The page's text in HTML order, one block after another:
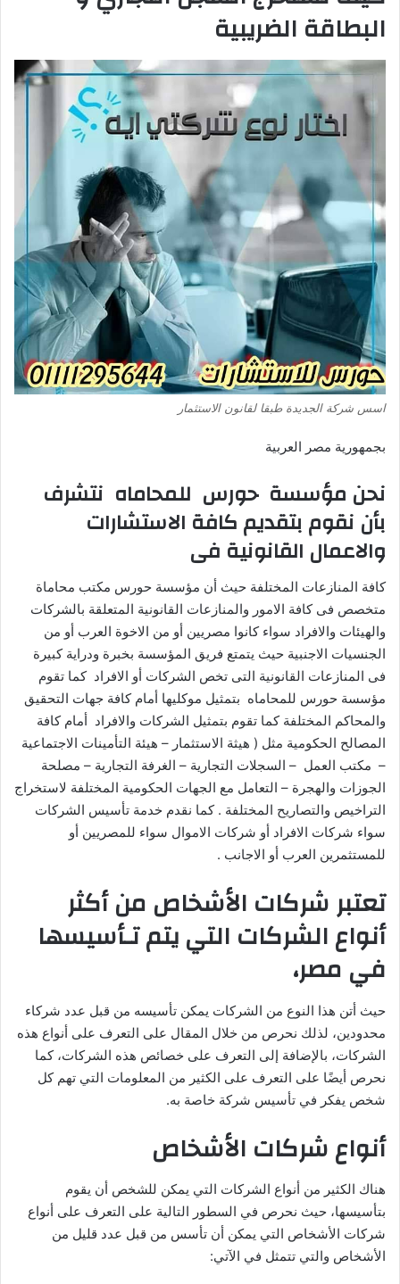
البطاقة الضريبية
اسس شركة الجديدة طبقا لقانون الاستثمار
بجمهورية مصر العربية
نحن مؤسسة حورس للمحاماه نتشرف
بأن نقوم بتقديم كافة الاستشارات
والاعمال القانونية فى
كافة المنازعات المختلفة حيث أن مؤسسة حورس مكتب محاماة
متخصص فى كافة الامور والمنازعات القانونية المتعلقة بالشركات
والهيئات والافراد سواء كانوا مصريين أو من الاخوة العرب أو من
الجنسيات الاجنبية حيث يتمتع فريق المؤسسة بخبرة ودراية كبيرة
فى المنازعات القانونية التى تخص الشركات أو الافراد كما تقوم
مؤسسة حورس للمحاماه بتمثيل موكليها أمام كافة جهات التحقيق
والمحاكم المختلفة كما تقوم بتمثيل الشركات والافراد أمام كافة
المصالح الحكومية مثل ( هيثة الاستثمار – هيئة التأمينات الاجتماعية
– مكتب العمل – السجلات التجارية – الغرفة التجارية – مصلحة
الجوزات والهجرة – التعامل مع الجهات الحكومية المختلفة لاستخراج
التراخيص والتصاريح المختلفة . كما نقدم خدمة تأسيس الشركات
سواء شركات الافراد أو شركات الاموال سواء للمصريين أو
للمستثمرين العرب أو الاجانب .
تعتبر شركات الأشخاص من أكثر
أنواع الشركات التي يتم تـأسيسها
في مصر،
حيث أتن هذا النوع من الشركات يمكن تأسيسه من قبل عدد شركاء
محدودين، لذلك نحرص من خلال المقال على التعرف على أنواع هذه
الشركات، بالإضافة إلى التعرف على خصائص هذه الشركات، كما
نحرص أيضًا على التعرف على الكثير من المعلومات التي تهم كل
شخص يفكر في تأسيس شركة خاصة به.
أنواع شركات الأشخاص
هناك الكثير من أنواع الشركات التي يمكن للشخص أن يقوم
بتأسيسها، حيث نحرص في السطور التالية على التعرف على أنواع
شركات الأشخاص التي يمكن أن تأسس من قبل عدد قليل من
الأشخاص والتي تتمثل في الآتي: